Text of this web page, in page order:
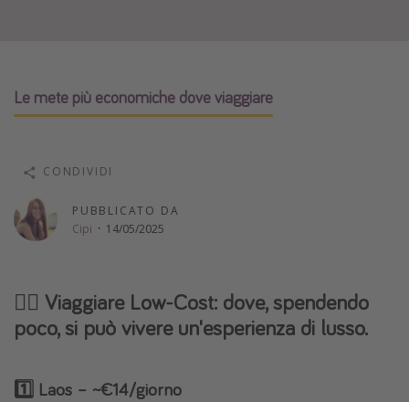
Vacanze di Pasqua 2026
Last minute capodanno
Vacanze al mare
Viaggi per single
Travel magazine
Calendario di viaggio
Città più visitate
Le mete più economiche dove viaggiare
PUBBLICATO DA
Cipi · 14/05/2025
CONDIVIDI
🏴‍☠️ Viaggiare Low-Cost: dove, spendendo
poco, si può vivere un'esperienza di lusso.
1️⃣ Laos – ~€14/giorno